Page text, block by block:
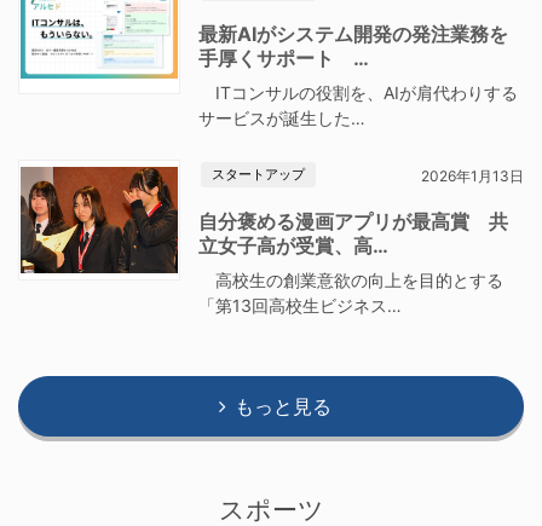
最新AIがシステム開発の発注業務を
手厚くサポート …
ITコンサルの役割を、AIが肩代わりする
サービスが誕生した…
スタートアップ 2026年1月13日
自分褒める漫画アプリが最高賞 共
立女子高が受賞、高…
高校生の創業意欲の向上を目的とする
「第13回高校生ビジネス…
もっと見る
スポーツ